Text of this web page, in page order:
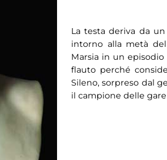
La testa deriva da
intorno alla metà
Marsia in un
flauto perché
Sileno, sorpreso dal
il campione delle